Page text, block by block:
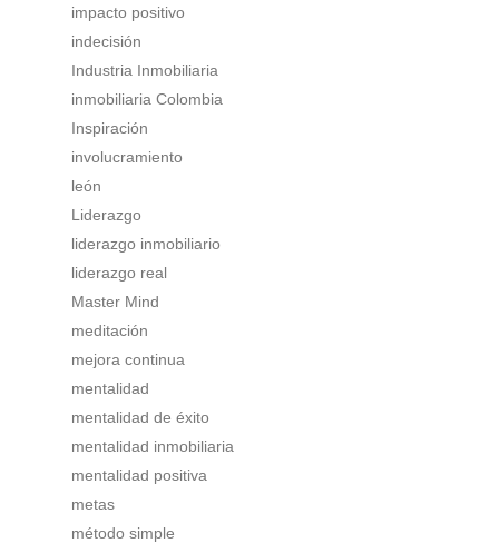
impacto positivo
indecisión
Industria Inmobiliaria
inmobiliaria Colombia
Inspiración
involucramiento
león
Liderazgo
liderazgo inmobiliario
liderazgo real
Master Mind
meditación
mejora continua
mentalidad
mentalidad de éxito
mentalidad inmobiliaria
mentalidad positiva
metas
método simple